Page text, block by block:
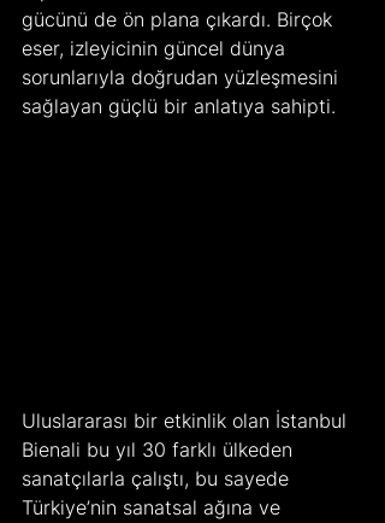
gücünü de ön plana çıkardı. Birçok
eser, izleyicinin güncel dünya
sorunlarıyla doğrudan yüzleşmesini
sağlayan güçlü bir anlatıya sahipti.
Uluslararası bir etkinlik olan İstanbul
Bienali bu yıl 30 farklı ülkeden
sanatçılarla çalıştı, bu sayede
Türkiye’nin sanatsal ağına ve